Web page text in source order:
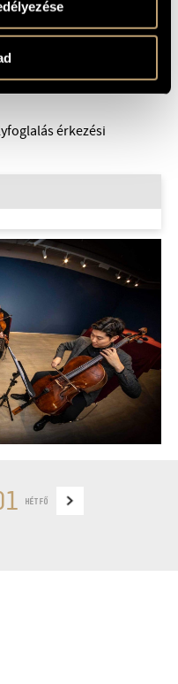
érkezési
HÉTFŐ